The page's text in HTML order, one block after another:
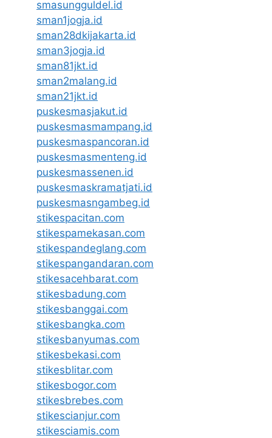
smasungguldel.id
sman1jogja.id
sman28dkijakarta.id
sman3jogja.id
sman81jkt.id
sman2malang.id
sman21jkt.id
puskesmasjakut.id
puskesmasmampang.id
puskesmaspancoran.id
puskesmasmenteng.id
puskesmassenen.id
puskesmaskramatjati.id
puskesmasngambeg.id
stikespacitan.com
stikespamekasan.com
stikespandeglang.com
stikespangandaran.com
stikesacehbarat.com
stikesbadung.com
stikesbanggai.com
stikesbangka.com
stikesbanyumas.com
stikesbekasi.com
stikesblitar.com
stikesbogor.com
stikesbrebes.com
stikescianjur.com
stikesciamis.com